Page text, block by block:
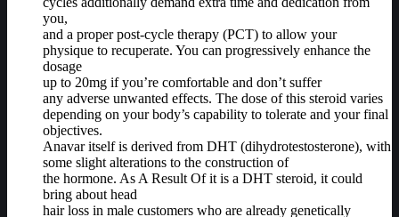
you,
and a proper post-cycle therapy (PCT) to allow your
physique to recuperate. You can progressively enhance the
dosage
up to 20mg if you’re comfortable and don’t suffer
any adverse unwanted effects. The dose of this steroid varies
depending on your body’s capability to tolerate and your final
objectives.
Anavar itself is derived from DHT (dihydrotestosterone), with
some slight alterations to the construction of
the hormone. As A Result Of it is a DHT steroid, it could
bring about head
hair loss in male customers who are already genetically